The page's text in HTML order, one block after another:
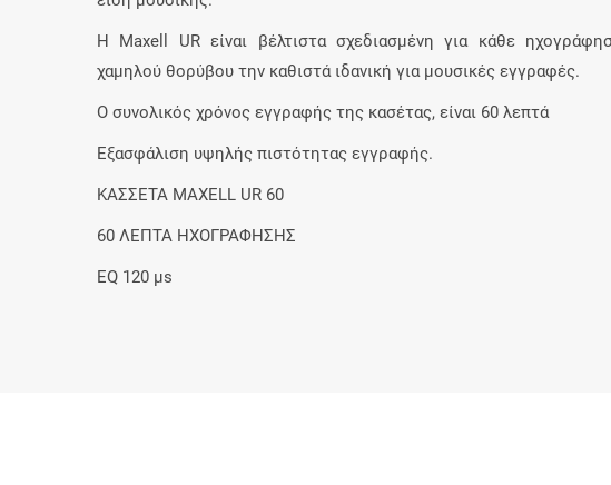
Η Maxell UR είναι βέλτιστα σχεδιασμένη για κάθε
χαμηλού θορύβου την καθιστά ιδανική για μουσικές εγγραφές.
Ο συνολικός χρόνος εγγραφής της κασέτας, είναι 60 λεπτά
Εξασφάλιση υψηλής πιστότητας εγγραφής.
ΚΑΣΣΕΤΑ MAXELL UR 60
60 ΛΕΠΤΑ ΗΧΟΓΡΑΦΗΣΗΣ
EQ 120 μs